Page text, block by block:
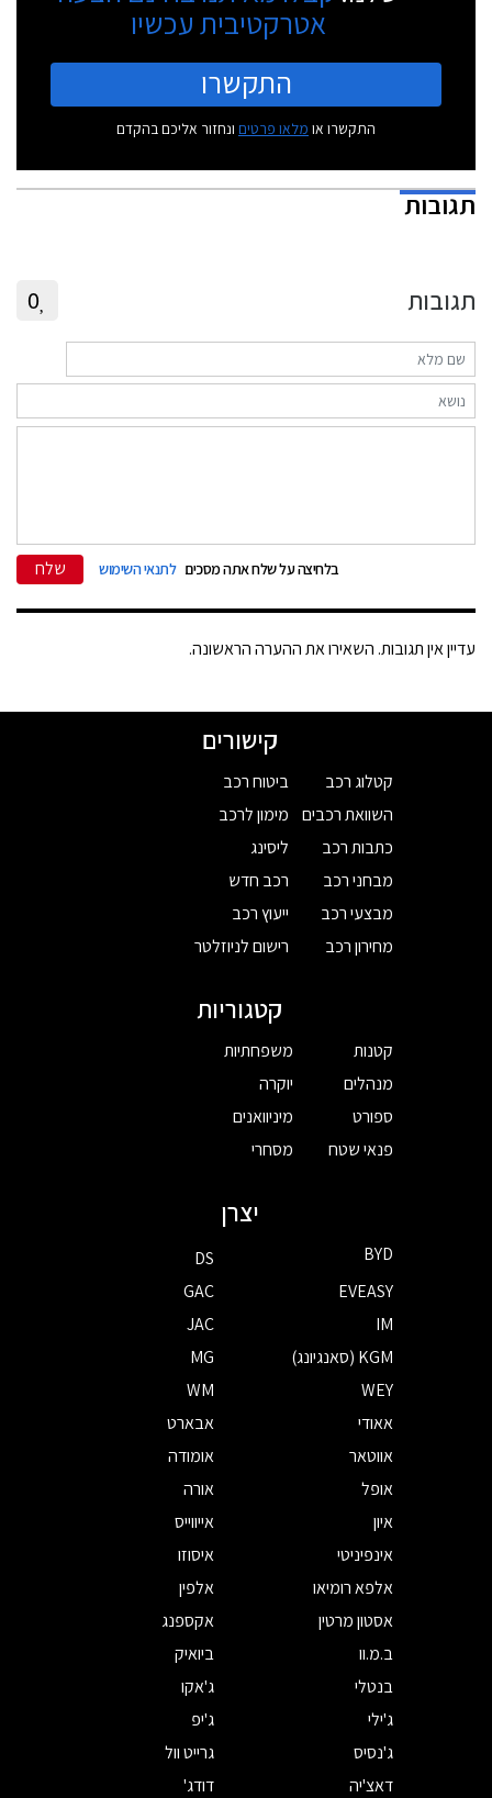
אטרקטיבית עכשיו
התקשרו
התקשרו או מלאו פרטים ונחזור אליכם בהקדם
תגובות
תגובות 0
בלחיצה על שלח אתה מסכים לתנאי השימוש שלח
עדיין אין תגובות. השאירו את ההערה הראשונה.
קישורים
קטלוג רכב
השוואת רכבים
כתבות רכב
מבחני רכב
מבצעי רכב
מחירון רכב
ביטוח רכב
מימון לרכב
ליסינג
רכב חדש
ייעוץ רכב
רישום לניוזלטר
קטגוריות
קטנות
מנהלים
ספורט
פנאי שטח
משפחתיות
יוקרה
מיניוואנים
מסחרי
יצרן
BYD
DS
EVEASY
GAC
IM
JAC
KGM (סאנגיונג)
MG
WEY
WM
אאודי
אבארט
אווטאר
אומודה
אופל
אורה
איון
אייווייס
אינפיניטי
איסוזו
אלפא רומיאו
אלפין
אסטון מרטין
אקספנג
ב.מ.וו
ביואיק
בנטלי
ג'אקו
ג'ילי
ג'יפ
ג'נסיס
גרייט וול
דאצ'יה
דודג'